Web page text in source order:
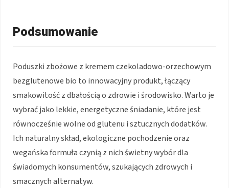
Podsumowanie
Poduszki zbożowe z kremem czekoladowo-orzechowym
bezglutenowe bio to innowacyjny produkt, łączący
smakowitość z dbałością o zdrowie i środowisko. Warto je
wybrać jako lekkie, energetyczne śniadanie, które jest
równocześnie wolne od glutenu i sztucznych dodatków.
Ich naturalny skład, ekologiczne pochodzenie oraz
wegańska formuła czynią z nich świetny wybór dla
świadomych konsumentów, szukających zdrowych i
smacznych alternatyw.